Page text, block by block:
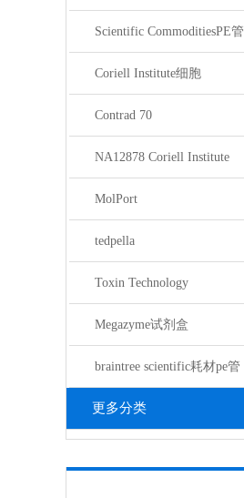
Scientific CommoditiesPE管
Coriell Institute细胞
Contrad 70
NA12878 Coriell Institute
MolPort
tedpella
Toxin Technology
Megazyme试剂盒
braintree scientific耗材pe管
更多分类